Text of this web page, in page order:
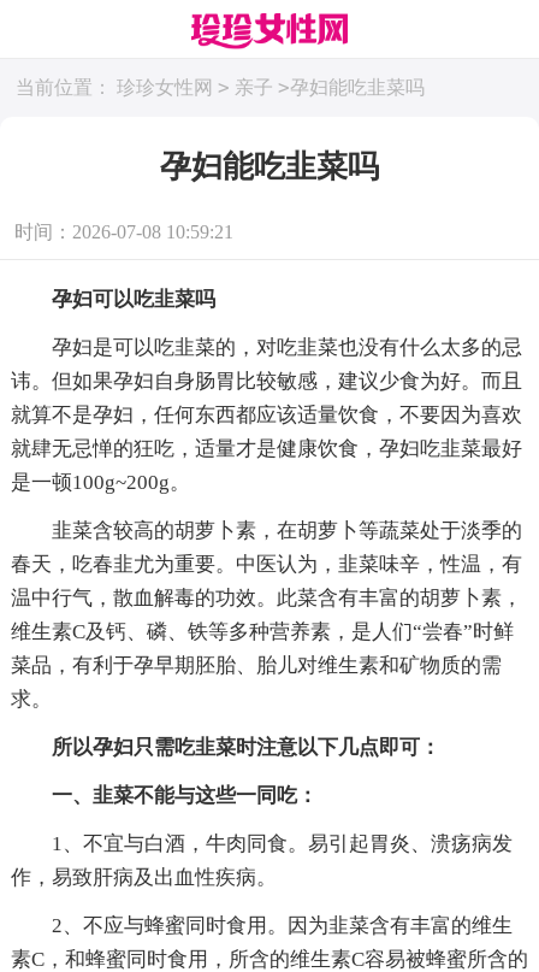
当前位置： 珍珍女性网 > 亲子 >孕妇能吃韭菜吗
孕妇能吃韭菜吗
时间：2026-07-08 10:59:21
孕妇可以吃韭菜吗
孕妇是可以吃韭菜的，对吃韭菜也没有什么太多的忌
讳。但如果孕妇自身肠胃比较敏感，建议少食为好。而且
就算不是孕妇，任何东西都应该适量饮食，不要因为喜欢
就肆无忌惮的狂吃，适量才是健康饮食，孕妇吃韭菜最好
是一顿100g~200g。
韭菜含较高的胡萝卜素，在胡萝卜等蔬菜处于淡季的
春天，吃春韭尤为重要。中医认为，韭菜味辛，性温，有
温中行气，散血解毒的功效。此菜含有丰富的胡萝卜素，
维生素C及钙、磷、铁等多种营养素，是人们“尝春”时鲜
菜品，有利于孕早期胚胎、胎儿对维生素和矿物质的需
求。
所以孕妇只需吃韭菜时注意以下几点即可：
一、韭菜不能与这些一同吃：
1、不宜与白酒，牛肉同食。易引起胃炎、溃疡病发
作，易致肝病及出血性疾病。
2、不应与蜂蜜同时食用。因为韭菜含有丰富的维生
素C，和蜂蜜同时食用，所含的维生素C容易被蜂蜜所含的